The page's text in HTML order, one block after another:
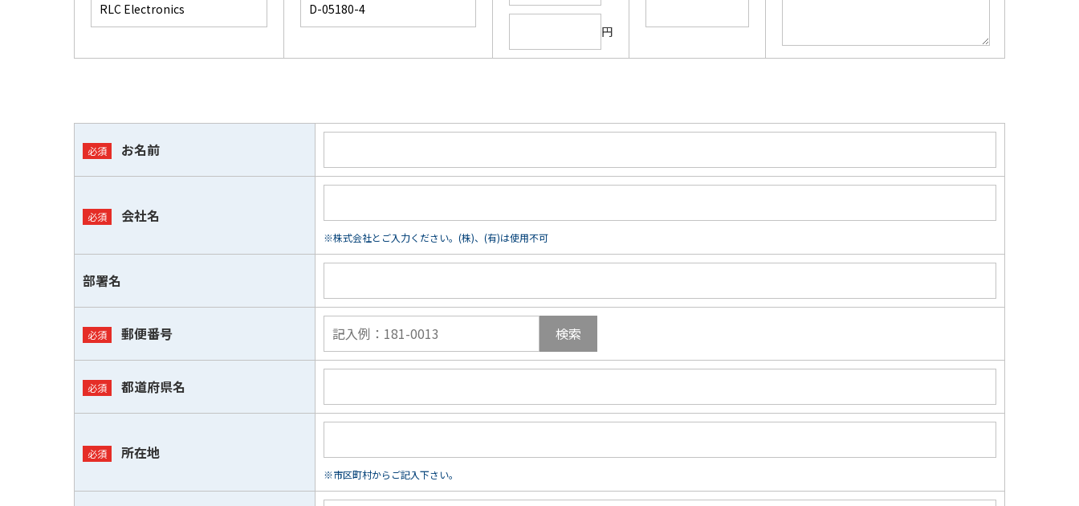
円
お名前
会社名
※株式会社とご入力ください。(株)、(有)は使用不可
部署名
郵便番号 検索
都道府県名
所在地
※市区町村からご記入下さい。